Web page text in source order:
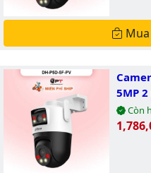
5MP
Còn
Giá